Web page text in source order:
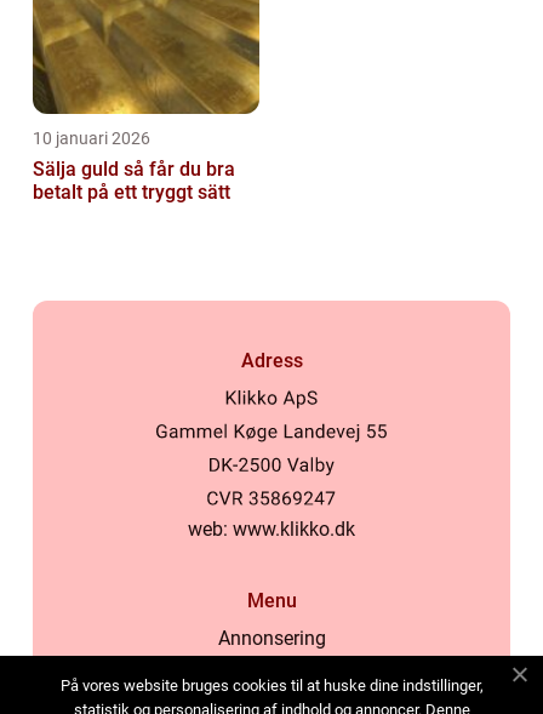
10 januari 2026
Sälja guld så får du bra
betalt på ett tryggt sätt
Adress
web: www.klikko.dk
Menu
Annonsering
Cookies
På vores website bruges cookies til at huske dine indstillinger,
statistik og personalisering af indhold og annoncer. Denne